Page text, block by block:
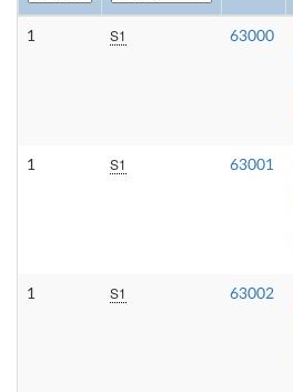
1 S1 63000
1 S1 63001
1 S1 63002